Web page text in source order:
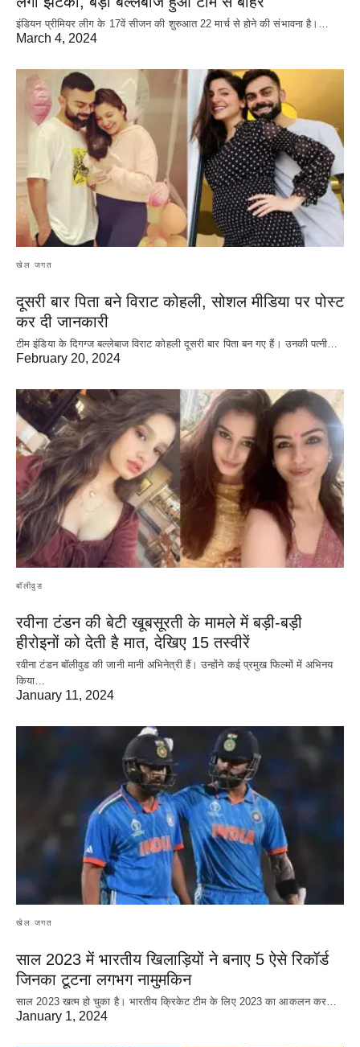
इंडियन प्रीमियर लीग के 17वें सीजन की शुरुआत 22 मार्च से होने की संभावना है।…
March 4, 2024
खेल जगत
दूसरी बार‌ पिता बने विराट कोहली, सोशल मीडिया पर पोस्ट
कर दी‌ जानकारी
टीम इंडिया के दिगग्ज बल्लेबाज विराट कोहली दूसरी बार पिता बन गए हैं। उनकी पत्नी…
February 20, 2024
बॉलीवुड
रवीना टंडन की बेटी खूबसूरती के मामले में बड़ी-बड़ी
हीरोइनों को देती है मात, देखिए 15 तस्वीरें
रवीना टंडन बॉलीवुड की जानी मानी अभिनेत्री हैं। उन्होंने कई प्रमुख फिल्मों में अभिनय
किया…
January 11, 2024
खेल जगत
साल 2023 में भारतीय खिलाड़ियों ने बनाए 5 ऐसे रिकॉर्ड
जिनका टूटना लगभग नामुमकिन
साल 2023 खत्म हो चुका है। भारतीय क्रिकेट‌ टीम के लिए 2023 का आकलन कर…
January 1, 2024